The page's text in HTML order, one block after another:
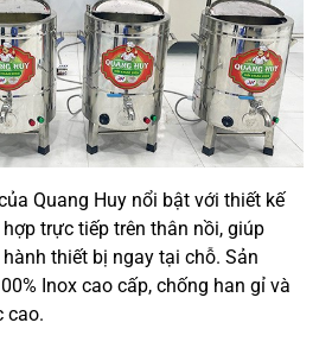
Quang Huy nổi bật với thiết kế
trực tiếp trên thân nồi, giúp
thiết bị ngay tại chỗ. Sản
Inox cao cấp, chống han gỉ và
cao.